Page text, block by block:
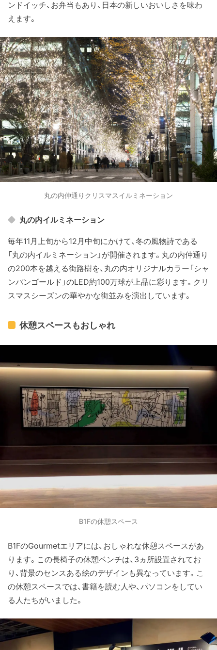
ンドイッチ、お弁当もあり、日本の新しいおいしさを味わ
えます。
丸の内仲通りクリスマスイルミネーション
丸の内イルミネーション
毎年11月上旬から12月中旬にかけて、冬の風物詩である
「丸の内イルミネーション」が開催されます。丸の内仲通り
の200本を越える街路樹を、丸の内オリジナルカラー「シャ
ンパンゴールド」のLED約100万球が上品に彩ります。クリ
スマスシーズンの華やかな街並みを演出しています。
休憩スペースもおしゃれ
B1Fの休憩スペース
B1FのGourmetエリアには、おしゃれな休憩スペースがあ
ります。この長椅子の休憩ベンチは、3ヵ所設置されてお
り、背景のセンスある絵のデザインも異なっています。こ
の休憩スペースでは、書籍を読む人や、パソコンをしてい
る人たちがいました。